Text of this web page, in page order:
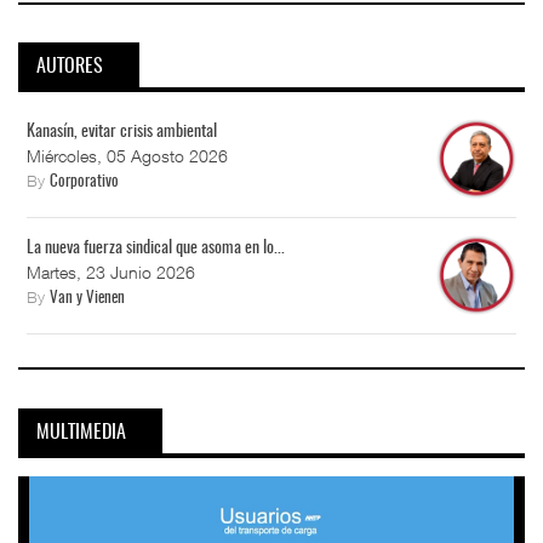
AUTORES
Kanasín, evitar crisis ambiental
Miércoles, 05 Agosto 2026
By Corporativo
La nueva fuerza sindical que asoma en lo...
Martes, 23 Junio 2026
By Van y Vienen
MULTIMEDIA